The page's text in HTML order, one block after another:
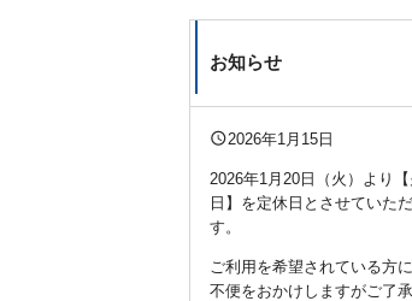
お知らせ
query_builder2026年1月15日
2026年1月20日（火）より
日】を定休日とさせていた
す。
ご利用を希望されている方
不便をおかけしますがご了